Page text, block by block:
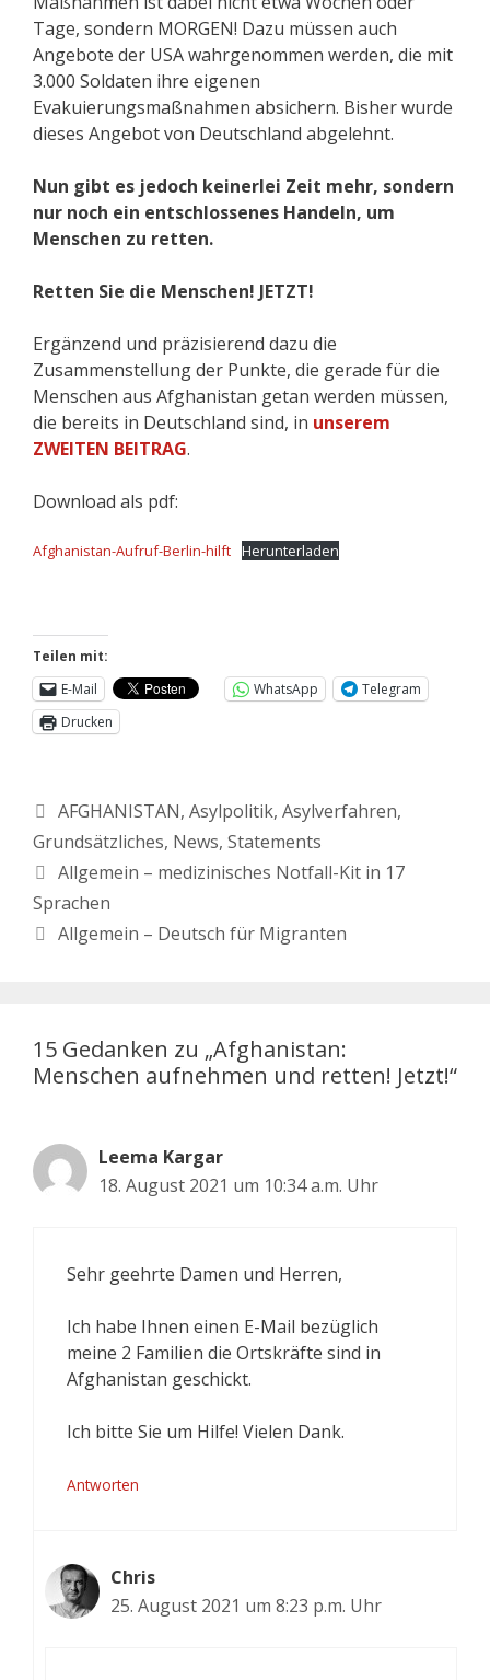
Tage, sondern MORGEN! Dazu müssen auch
Angebote der USA wahrgenommen werden, die mit
3.000 Soldaten ihre eigenen
Evakuierungsmaßnahmen absichern. Bisher wurde
dieses Angebot von Deutschland abgelehnt.
Nun gibt es jedoch keinerlei Zeit mehr, sondern
nur noch ein entschlossenes Handeln, um
Menschen zu retten.
Retten Sie die Menschen! JETZT!
Ergänzend und präzisierend dazu die
Zusammenstellung der Punkte, die gerade für die
Menschen aus Afghanistan getan werden müssen,
die bereits in Deutschland sind, in unserem
ZWEITEN BEITRAG.
Download als pdf:
Afghanistan-Aufruf-Berlin-hilft Herunterladen
Teilen mit:
E-Mail
WhatsApp
Telegram
Drucken
AFGHANISTAN, Asylpolitik, Asylverfahren,
Grundsätzliches, News, Statements
Allgemein – medizinisches Notfall-Kit in 17
Sprachen
Allgemein – Deutsch für Migranten
15 Gedanken zu „Afghanistan:
Menschen aufnehmen und retten! Jetzt!“
Leema Kargar
18. August 2021 um 10:34 a.m. Uhr
Sehr geehrte Damen und Herren,
Ich habe Ihnen einen E-Mail bezüglich
meine 2 Familien die Ortskräfte sind in
Afghanistan geschickt.
Ich bitte Sie um Hilfe! Vielen Dank.
Antworten
Chris
25. August 2021 um 8:23 p.m. Uhr